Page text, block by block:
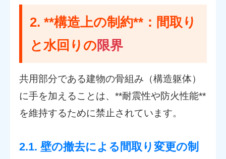
2. **構造上の制約**：間取り
と水回りの限界
共用部分である建物の骨組み（構造躯体）
に手を加えることは、**耐震性や防火性能**
を維持するために禁止されています。
2.1. 壁の撤去による間取り変更の制